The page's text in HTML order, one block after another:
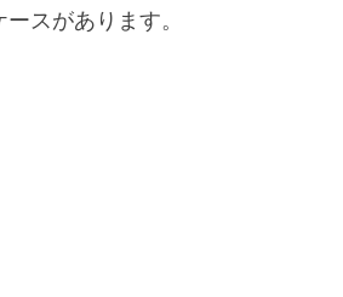
スがあります。